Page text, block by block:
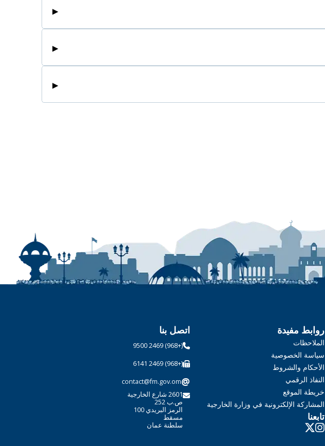
▸
▸
▸
روابط مفيدة
الملاحظات
سياسة الخصوصية
الأحكام والشروط
النفاذ الرقمي
خريطة الموقع
المشاركة الإلكترونية في وزارة الخارجية
تابعنا
اتصل بنا
(+968) 2469 9500
(+968) 2469 6141
@
contact@fm.gov.om
2601 شارع الخارجية
ص.ب 252
الرمز البريدي 100
مسقط
سلطنة عمان